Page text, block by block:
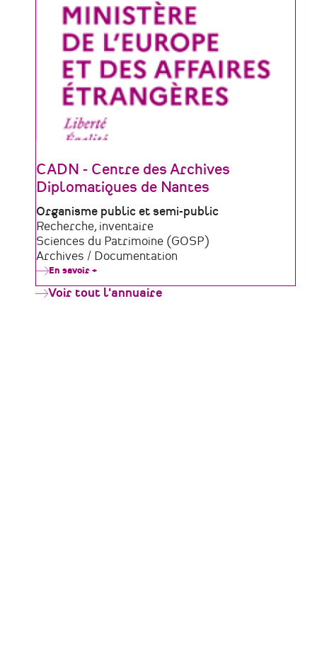
CADN - Centre des Archives
Diplomatiques de Nantes
Type
de
structure
Organisme public et semi-public
Domaine
d'activité
Recherche, inventaire
Sciences du Patrimoine (GOSP)
Archives / Documentation
En savoir +
-
Voir tout l'annuaire